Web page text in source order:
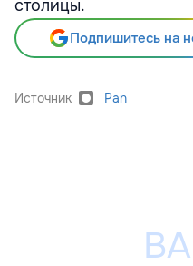
столицы.
Подпишитесь на
Источник Pan